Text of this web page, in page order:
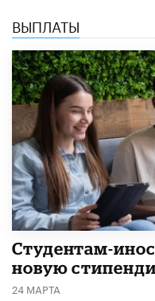
ВЫПЛАТЫ
Студентам-
новую
24 МАРТА